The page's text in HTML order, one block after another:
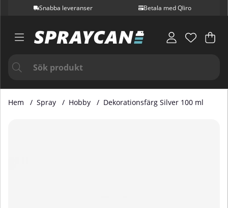
Snabba leveranser Betala med Qliro
.
Hem Spray Hobby Dekorationsfärg Silver 100 ml